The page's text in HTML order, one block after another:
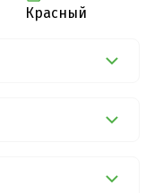
Красный